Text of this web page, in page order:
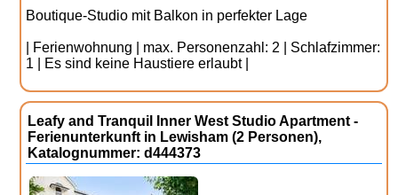
Boutique-Studio mit Balkon in perfekter Lage
| Ferienwohnung | max. Personenzahl: 2 | Schlafzimmer:
1 | Es sind keine Haustiere erlaubt |
Leafy and Tranquil Inner West Studio Apartment -
Ferienunterkunft in Lewisham (2 Personen),
Katalognummer: d444373